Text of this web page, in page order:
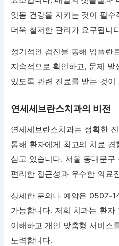
잇몸 건강을 지키는 것이 필수
더욱 철저한 관리가 요구됩니
정기적인 검진을 통해 임플란
지속적으로 확인하고, 문제 발
있도록 관련 진료를 받는 것이
연세세브란스치과의 비전
연세세브란스치과는 정확한
통해 환자에게 최고의 치료
삼고 있습니다. 서울 동대문구
편리한 접근성과 우수한 의료
상세한 문의나 예약은 0507-
가능합니다. 저희 치과는 환자
이해하고 개인 맞춤형 서비스
노력합니다.